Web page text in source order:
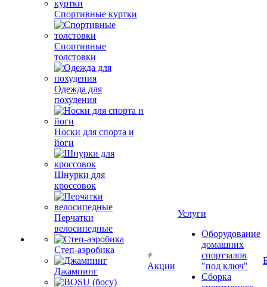
Спортивные куртки
Спортивные
толстовки
Одежда для
похудения
Носки для спорта и
йоги
Шнурки для
кроссовок
Перчатки
велосипедные
Степ-аэробика
Джампинг
Акции
Услуги
Оборудование
домашних
спортзалов
"под ключ"
Сборка